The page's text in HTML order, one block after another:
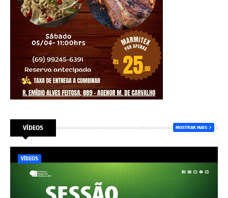
VÍDEOS MOSTRAR MAIS
VÍDEOS